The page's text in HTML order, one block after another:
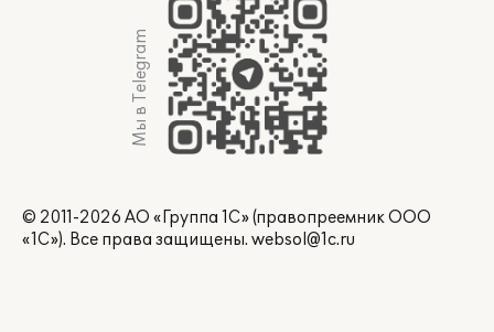
Мы в Telegram
© 2011-2026 АО «Группа 1С» (правопреемник ООО
«1С»). Все права защищены. websol@1c.ru